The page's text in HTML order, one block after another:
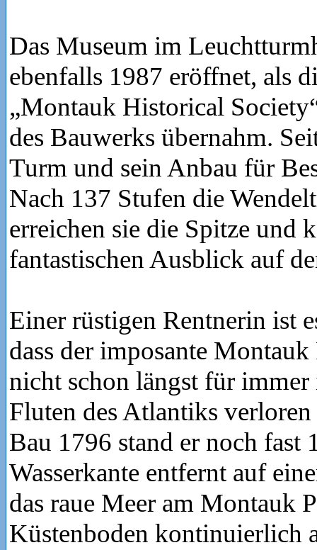
Das Museum im
ebenfalls 1987 eröffnet, als
„Montauk Historical
des Bauwerks übernahm.
Turm und sein Anbau für
Nach 137 Stufen die
erreichen sie die Spitze und
fantastischen Ausblick auf
Einer rüstigen Rentnerin ist
dass der imposante
nicht schon längst für immer
Fluten des Atlantiks
Bau 1796 stand er noch fast
Wasserkante entfernt auf
das raue Meer am Montauk
Küstenboden kontinuierlich